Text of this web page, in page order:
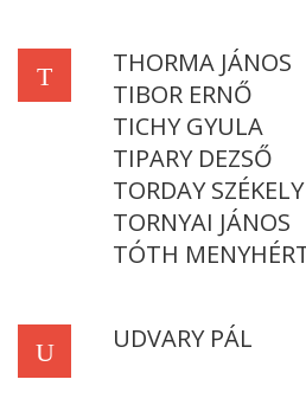
T
THORMA JÁNOS
TIBOR ERNŐ
TICHY GYULA
TIPARY DEZSŐ
TORDAY
TORNYAI JÁNOS
TÓTH
U UDVARY PÁL